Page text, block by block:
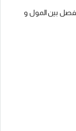
طريق يفصل بين المول و